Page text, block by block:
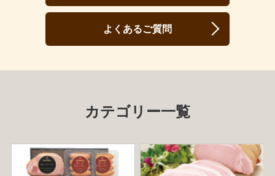
よくあるご質問
カテゴリー一覧